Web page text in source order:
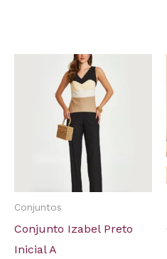
Conjuntos
Conjunto Izabel Preto
Inicial A